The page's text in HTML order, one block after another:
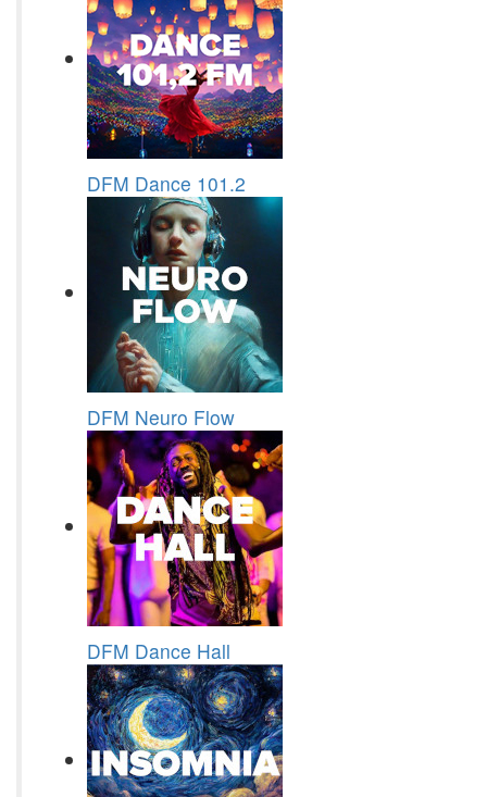
DFM Dance 101.2
DFM Neuro Flow
DFM Dance Hall